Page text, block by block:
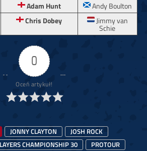
Adam Hunt
Andy Boulton
Chris Dobey Jimmy van
Schie
0
Oceń artykuł!
JONNY CLAYTON
JOSH ROCK
CHAMPIONSHIP 30
PROTOUR